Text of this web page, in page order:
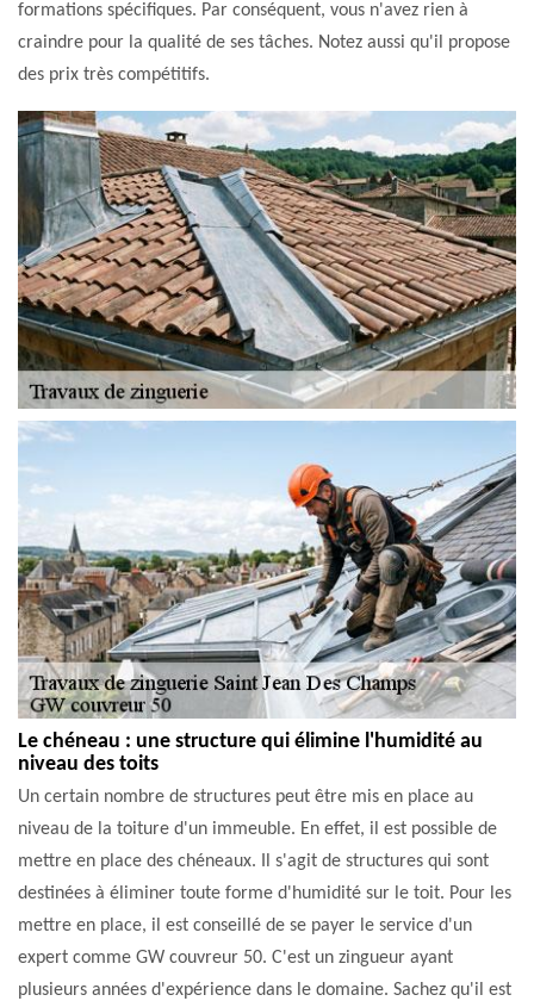
formations spécifiques. Par conséquent, vous n'avez rien à
craindre pour la qualité de ses tâches. Notez aussi qu'il propose
des prix très compétitifs.
Le chéneau : une structure qui élimine l'humidité au
niveau des toits
Un certain nombre de structures peut être mis en place au
niveau de la toiture d'un immeuble. En effet, il est possible de
mettre en place des chéneaux. Il s'agit de structures qui sont
destinées à éliminer toute forme d'humidité sur le toit. Pour les
mettre en place, il est conseillé de se payer le service d'un
expert comme GW couvreur 50. C'est un zingueur ayant
plusieurs années d'expérience dans le domaine. Sachez qu'il est